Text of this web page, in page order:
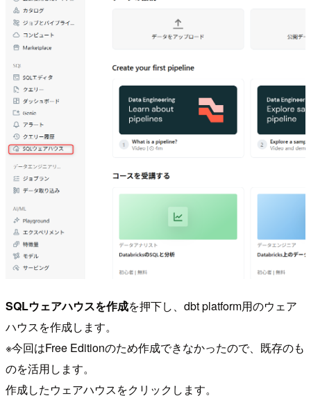
SQLウェアハウスを作成を押下し、dbt platform用のウェア
ハウスを作成します。
※今回はFree Editionのため作成できなかったので、既存のも
のを活用します。
作成したウェアハウスをクリックします。